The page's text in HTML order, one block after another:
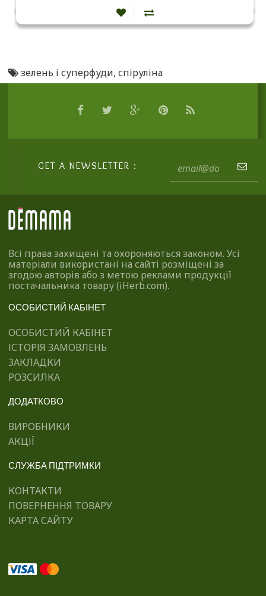
зелень і суперфуди, спіруліна
GET A NEWSLETTER :
Всі права захищені та охороняються законом. Усі
матеріали використані на сайті розміщені за
згодою авторів або з метою реклами продукції
постачальника товару (iHerb.com).
ОСОБИСТИЙ КАБІНЕТ
ОСОБИСТИЙ КАБІНЕТ
ІСТОРІЯ ЗАМОВЛЕНЬ
ЗАКЛАДКИ
РОЗСИЛКА
ДОДАТКОВО
ВИРОБНИКИ
АКЦІЇ
СЛУЖБА ПІДТРИМКИ
КОНТАКТИ
ПОВЕРНЕННЯ ТОВАРУ
КАРТА САЙТУ